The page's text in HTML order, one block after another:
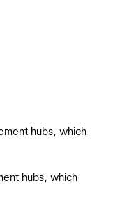
hubs, which
hubs, which